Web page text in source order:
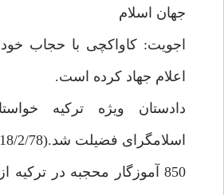
جهان اسلام
اجويت: كاواكچى با حجاب خود
اعلام جهاد كرده است.
دادستان ويژه تركيه
اسلامگراى فضيلت شد.(18/2/78)
850 آموزگار محجبه در تركيه